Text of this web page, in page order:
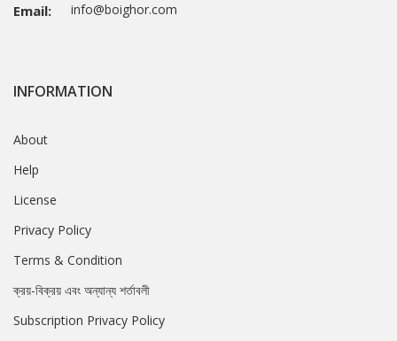
Email: info@boighor.com
INFORMATION
About
Help
License
Privacy Policy
Terms & Condition
ক্রয়-বিক্রয় এবং অন্যান্য শর্তাবলী
Subscription Privacy Policy